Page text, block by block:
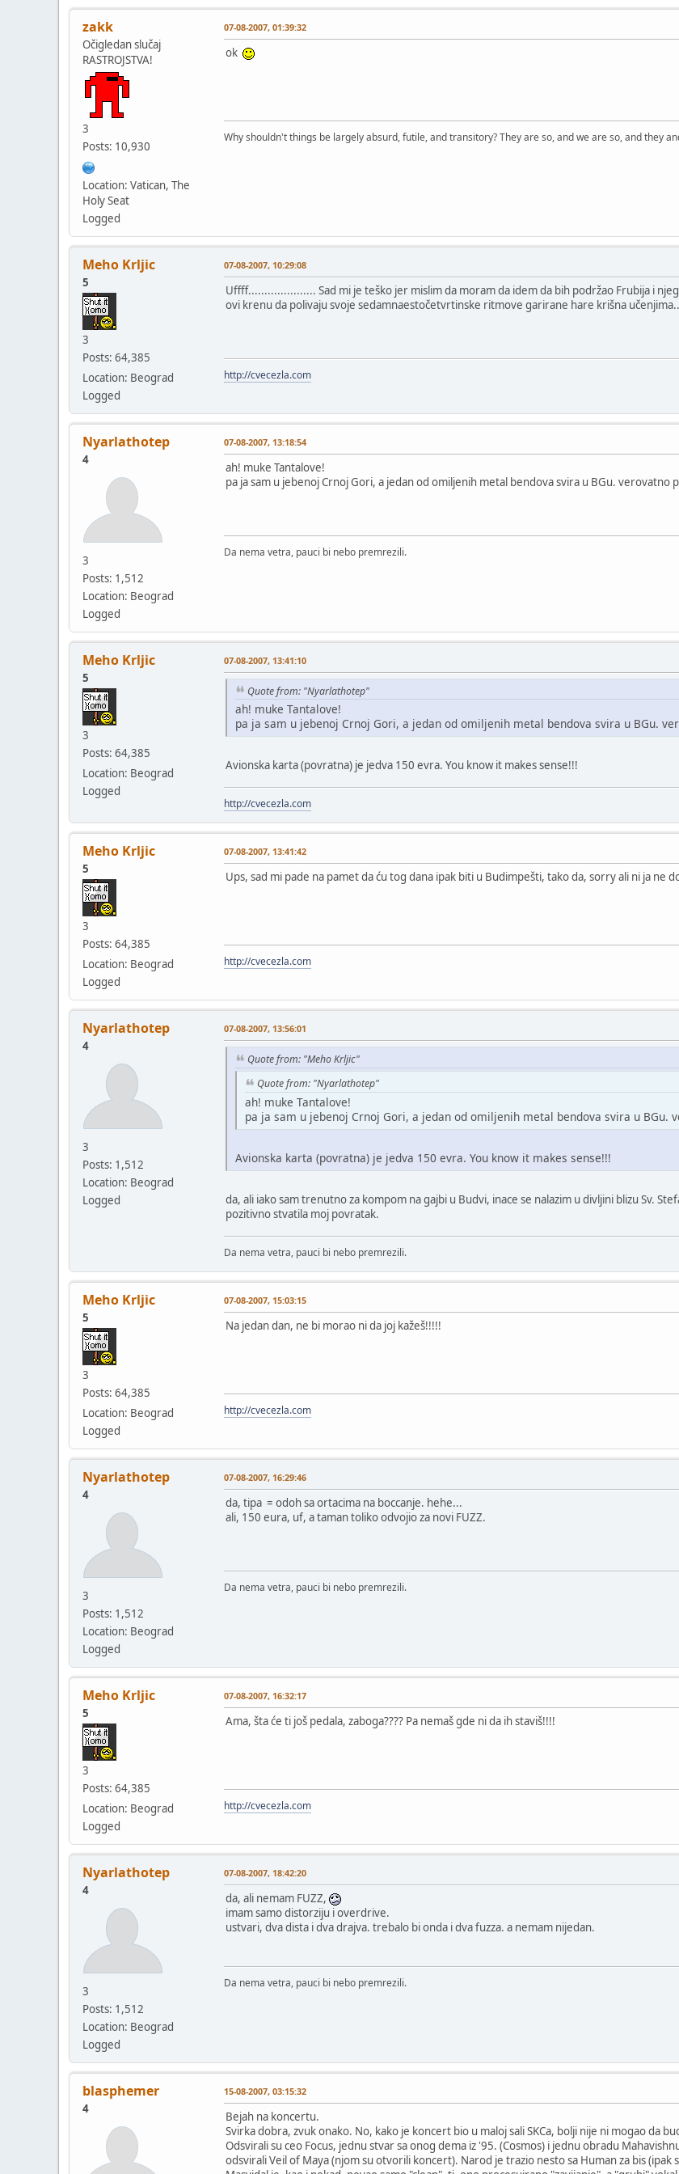
zakk
Očigledan slučaj
RASTROJSTVA!
3
Posts: 10,930
Location: Vatican, The
Holy Seat
Logged
07-08-2007, 01:39:32
ok
Why shouldn't things be largely absurd, futile, and transitory? They are so, and we are so, and they
Meho Krljic
5
3
Posts: 64,385
Location: Beograd
Logged
07-08-2007, 10:29:08
Uffff..................... Sad mi je teško jer mislim da moram da idem da bih podržao Frubija i
ovi krenu da polivaju svoje sedamnaestočetvrtinske ritmove garirane hare krišna
http://cvecezla.com
Nyarlathotep
4
3
Posts: 1,512
Location: Beograd
Logged
07-08-2007, 13:18:54
ah! muke Tantalove!
pa ja sam u jebenoj Crnoj Gori, a jedan od omiljenih metal bendova svira u BGu. verovatno
Da nema vetra, pauci bi nebo premrezili.
Meho Krljic
5
3
Posts: 64,385
Location: Beograd
Logged
07-08-2007, 13:41:10
Quote from: "Nyarlathotep"
ah! muke Tantalove!
pa ja sam u jebenoj Crnoj Gori, a jedan od omiljenih metal bendova svira u BGu.
Avionska karta (povratna) je jedva 150 evra. You know it makes sense!!!
http://cvecezla.com
Meho Krljic
5
3
Posts: 64,385
Location: Beograd
Logged
07-08-2007, 13:41:42
Ups, sad mi pade na pamet da ću tog dana ipak biti u Budimpešti, tako da, sorry ali ni ja ne
http://cvecezla.com
Nyarlathotep
4
3
Posts: 1,512
Location: Beograd
Logged
07-08-2007, 13:56:01
Quote from: "Meho Krljic"
Quote from: "Nyarlathotep"
ah! muke Tantalove!
pa ja sam u jebenoj Crnoj Gori, a jedan od omiljenih metal bendova svira u
Avionska karta (povratna) je jedva 150 evra. You know it makes sense!!!
da, ali iako sam trenutno za kompom na gajbi u Budvi, inace se nalazim u divljini blizu Sv.
pozitivno stvatila moj povratak.
Da nema vetra, pauci bi nebo premrezili.
Meho Krljic
5
3
Posts: 64,385
Location: Beograd
Logged
07-08-2007, 15:03:15
Na jedan dan, ne bi morao ni da joj kažeš!!!!!
http://cvecezla.com
Nyarlathotep
4
3
Posts: 1,512
Location: Beograd
Logged
07-08-2007, 16:29:46
da, tipa = odoh sa ortacima na boccanje. hehe...
ali, 150 eura, uf, a taman toliko odvojio za novi FUZZ.
Da nema vetra, pauci bi nebo premrezili.
Meho Krljic
5
3
Posts: 64,385
Location: Beograd
Logged
07-08-2007, 16:32:17
Ama, šta će ti još pedala, zaboga???? Pa nemaš gde ni da ih staviš!!!!
http://cvecezla.com
Nyarlathotep
4
3
Posts: 1,512
Location: Beograd
Logged
07-08-2007, 18:42:20
da, ali nemam FUZZ,
imam samo distorziju i overdrive.
ustvari, dva dista i dva drajva. trebalo bi onda i dva fuzza. a nemam nijedan.
Da nema vetra, pauci bi nebo premrezili.
blasphemer
4
15-08-2007, 03:15:32
Bejah na koncertu.
Svirka dobra, zvuk onako. No, kako je koncert bio u maloj sali SKCa, bolji nije ni mogao da
Odsvirali su ceo Focus, jednu stvar sa onog dema iz '95. (Cosmos) i jednu obradu
odsvirali Veil of Maya (njom su otvorili koncert). Narod je trazio nesto sa Human za bis (ipak